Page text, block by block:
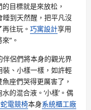
目標就是來放松，
睡到天然醒，把平凡沒
往玩。 巧寓設計享用
”。
伴侶們將本身的觀光界
裝、小樣一樣，如許輕
座們哭得更厲害了，
的混合液。‘小樣’。偶
電競椅本身系統櫃工廠